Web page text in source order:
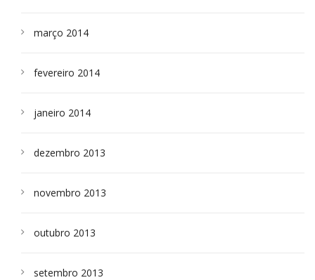
março 2014
fevereiro 2014
janeiro 2014
dezembro 2013
novembro 2013
outubro 2013
setembro 2013